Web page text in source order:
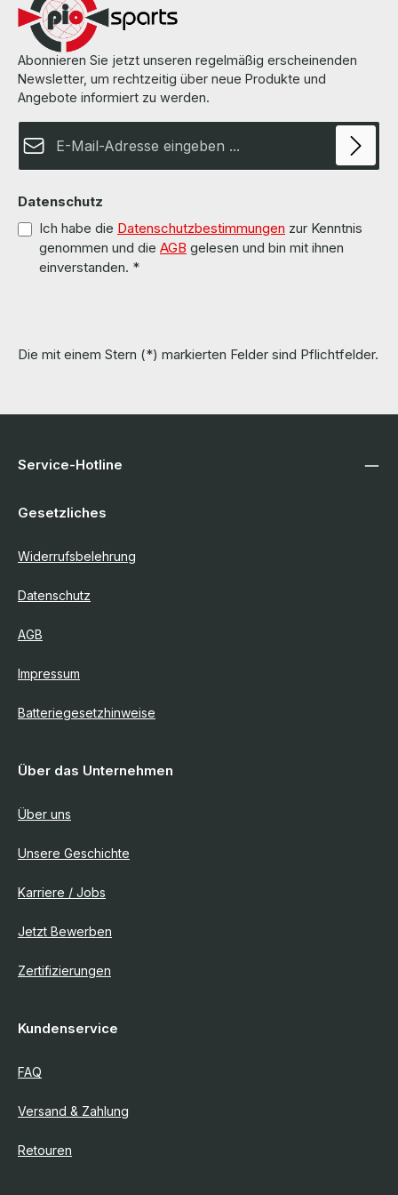
Abonnieren Sie jetzt unseren regelmäßig erscheinenden
Newsletter, um rechtzeitig über neue Produkte und
Angebote informiert zu werden.
Datenschutz
Ich habe die Datenschutzbestimmungen zur Kenntnis
genommen und die AGB gelesen und bin mit ihnen
einverstanden. *
Die mit einem Stern (*) markierten Felder sind Pflichtfelder.
Service-Hotline
Gesetzliches
Widerrufsbelehrung
Datenschutz
AGB
Impressum
Batteriegesetzhinweise
Über das Unternehmen
Über uns
Unsere Geschichte
Karriere / Jobs
Jetzt Bewerben
Zertifizierungen
Kundenservice
FAQ
Versand & Zahlung
Retouren